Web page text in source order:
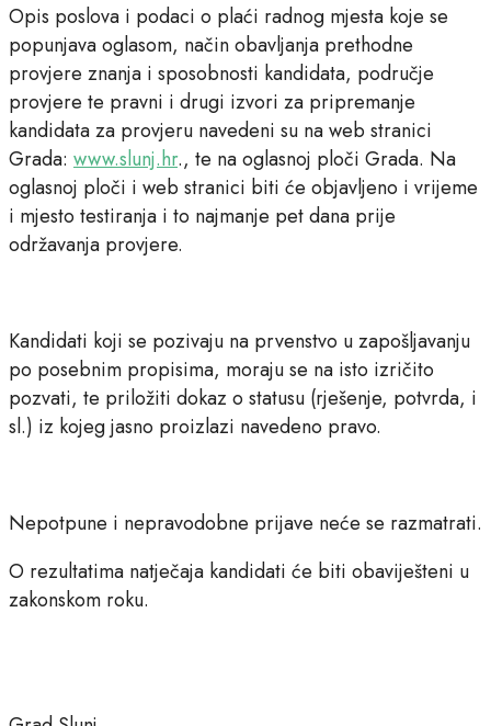
Opis poslova i podaci o plaći radnog mjesta koje se
popunjava oglasom, način obavljanja prethodne
provjere znanja i sposobnosti kandidata, područje
provjere te pravni i drugi izvori za pripremanje
kandidata za provjeru navedeni su na web stranici
Grada: www.slunj.hr., te na oglasnoj ploči Grada. Na
oglasnoj ploči i web stranici biti će objavljeno i vrijeme
i mjesto testiranja i to najmanje pet dana prije
održavanja provjere.
Kandidati koji se pozivaju na prvenstvo u zapošljavanju
po posebnim propisima, moraju se na isto izričito
pozvati, te priložiti dokaz o statusu (rješenje, potvrda, i
sl.) iz kojeg jasno proizlazi navedeno pravo.
Nepotpune i nepravodobne prijave neće se razmatrati.
O rezultatima natječaja kandidati će biti obaviješteni u
zakonskom roku.